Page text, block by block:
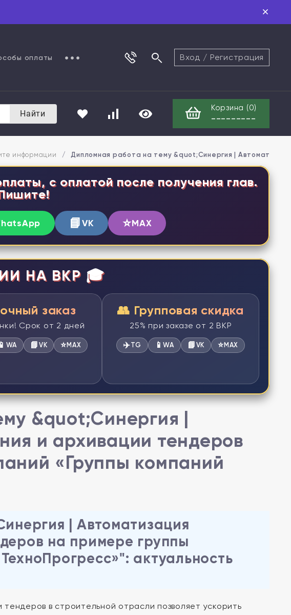
оплаты Вход / Регистрация
Найти
Корзина (0)
---------
информации / Дипломная работа на тему &quot;Синергия |
с оплатой после получения глав.
📘VK ⭐MAX
НА ВКР 🎓
заказ
Срок от 2 дней
📱 WA 📘 VK ⭐MAX
👥 Групповая скидка
25% при заказе от 2 ВКР
✈️TG 📱WA 📘 VK ⭐MAX
&quot;Синергия |
и архивации тендеров
«Группы компаний
| Автоматизация
на примере группы
актуальность
в строительной отрасли позволяет ускорить